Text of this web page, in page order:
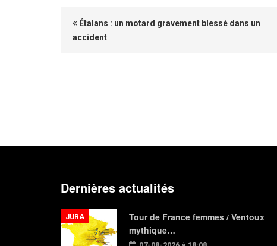
Étalans : un motard gravement blessé dans un
accident
Dernières actualités
Tour de France femmes / Ventoux
mythique…
JURA